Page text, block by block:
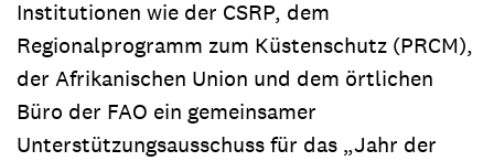
Institutionen wie der CSRP, dem
Regionalprogramm zum Küstenschutz (PRCM),
der Afrikanischen Union und dem örtlichen
Büro der FAO ein gemeinsamer
Unterstützungsausschuss für das „Jahr der